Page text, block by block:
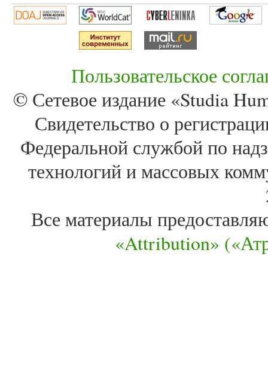
Пользовательское
© Сетевое издание «Studia
Свидетельство о
Федеральной службой по
технологий и массовых
Все материалы
«Attribution»